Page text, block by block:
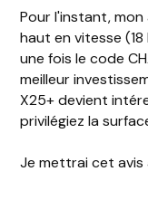
Pour l'instant, mon
haut en vitesse
une fois le code
meilleur
X25+ devient
privilégiez la
Je mettrai cet avis